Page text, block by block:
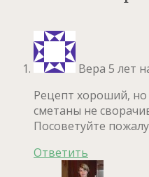
Вера 5 лет
Рецепт хороший,
сметаны не
Посоветуйте
Ответить